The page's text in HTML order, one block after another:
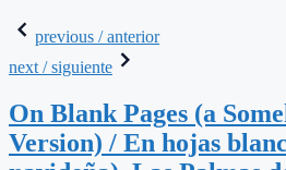
previous / anterior
next / siguiente
On Blank Pages (a
Version) / En hojas